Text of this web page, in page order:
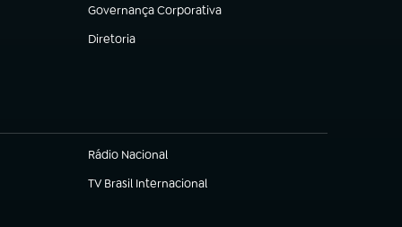
Governança Corporativa
(abre em nova aba)
Diretoria
(abre em nova aba)
Rádio Nacional
TV Brasil Internacional
(abre em nova aba)